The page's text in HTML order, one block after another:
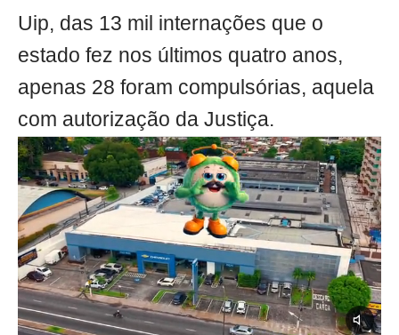
Uip, das 13 mil internações que o
estado fez nos últimos quatro anos,
apenas 28 foram compulsórias, aquela
com autorização da Justiça.